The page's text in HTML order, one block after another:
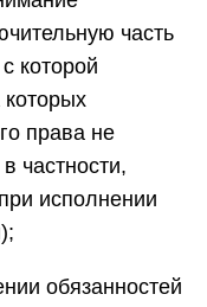
часть
которой
права не
частности,
исполнении
обязанностей